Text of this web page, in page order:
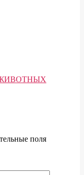
ЖИВОТНЫХ
поля